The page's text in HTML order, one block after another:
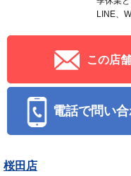
LINE、
この店
電話で問い合
桜田店